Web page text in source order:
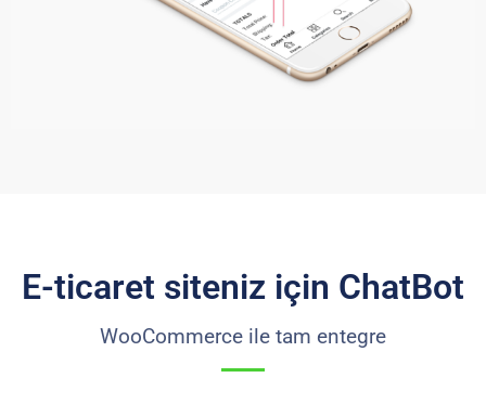
E-ticaret siteniz için ChatBot
WooCommerce ile tam entegre